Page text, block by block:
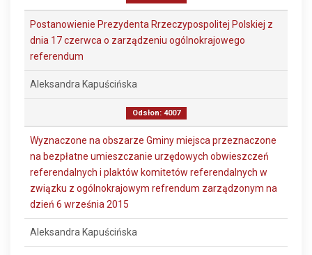
Postanowienie Prezydenta Rrzeczypospolitej Polskiej z
dnia 17 czerwca o zarządzeniu ogólnokrajowego
referendum
Aleksandra Kapuścińska
Odsłon: 4007
Wyznaczone na obszarze Gminy miejsca przeznaczone
na bezpłatne umieszczanie urzędowych obwieszczeń
referendalnych i plaktów komitetów referendalnych w
związku z ogólnokrajowym refrendum zarządzonym na
dzień 6 września 2015
Aleksandra Kapuścińska